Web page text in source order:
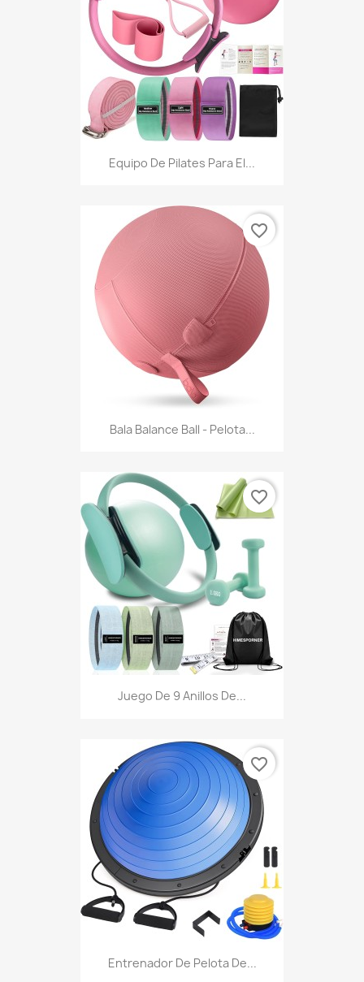
Equipo De Pilates Para El...
Bala Balance Ball - Pelota...
favorite_border
Juego De 9 Anillos De...
favorite_border
Entrenador De Pelota De...
favorite_border